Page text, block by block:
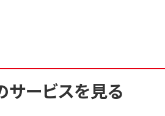
サービスを見る